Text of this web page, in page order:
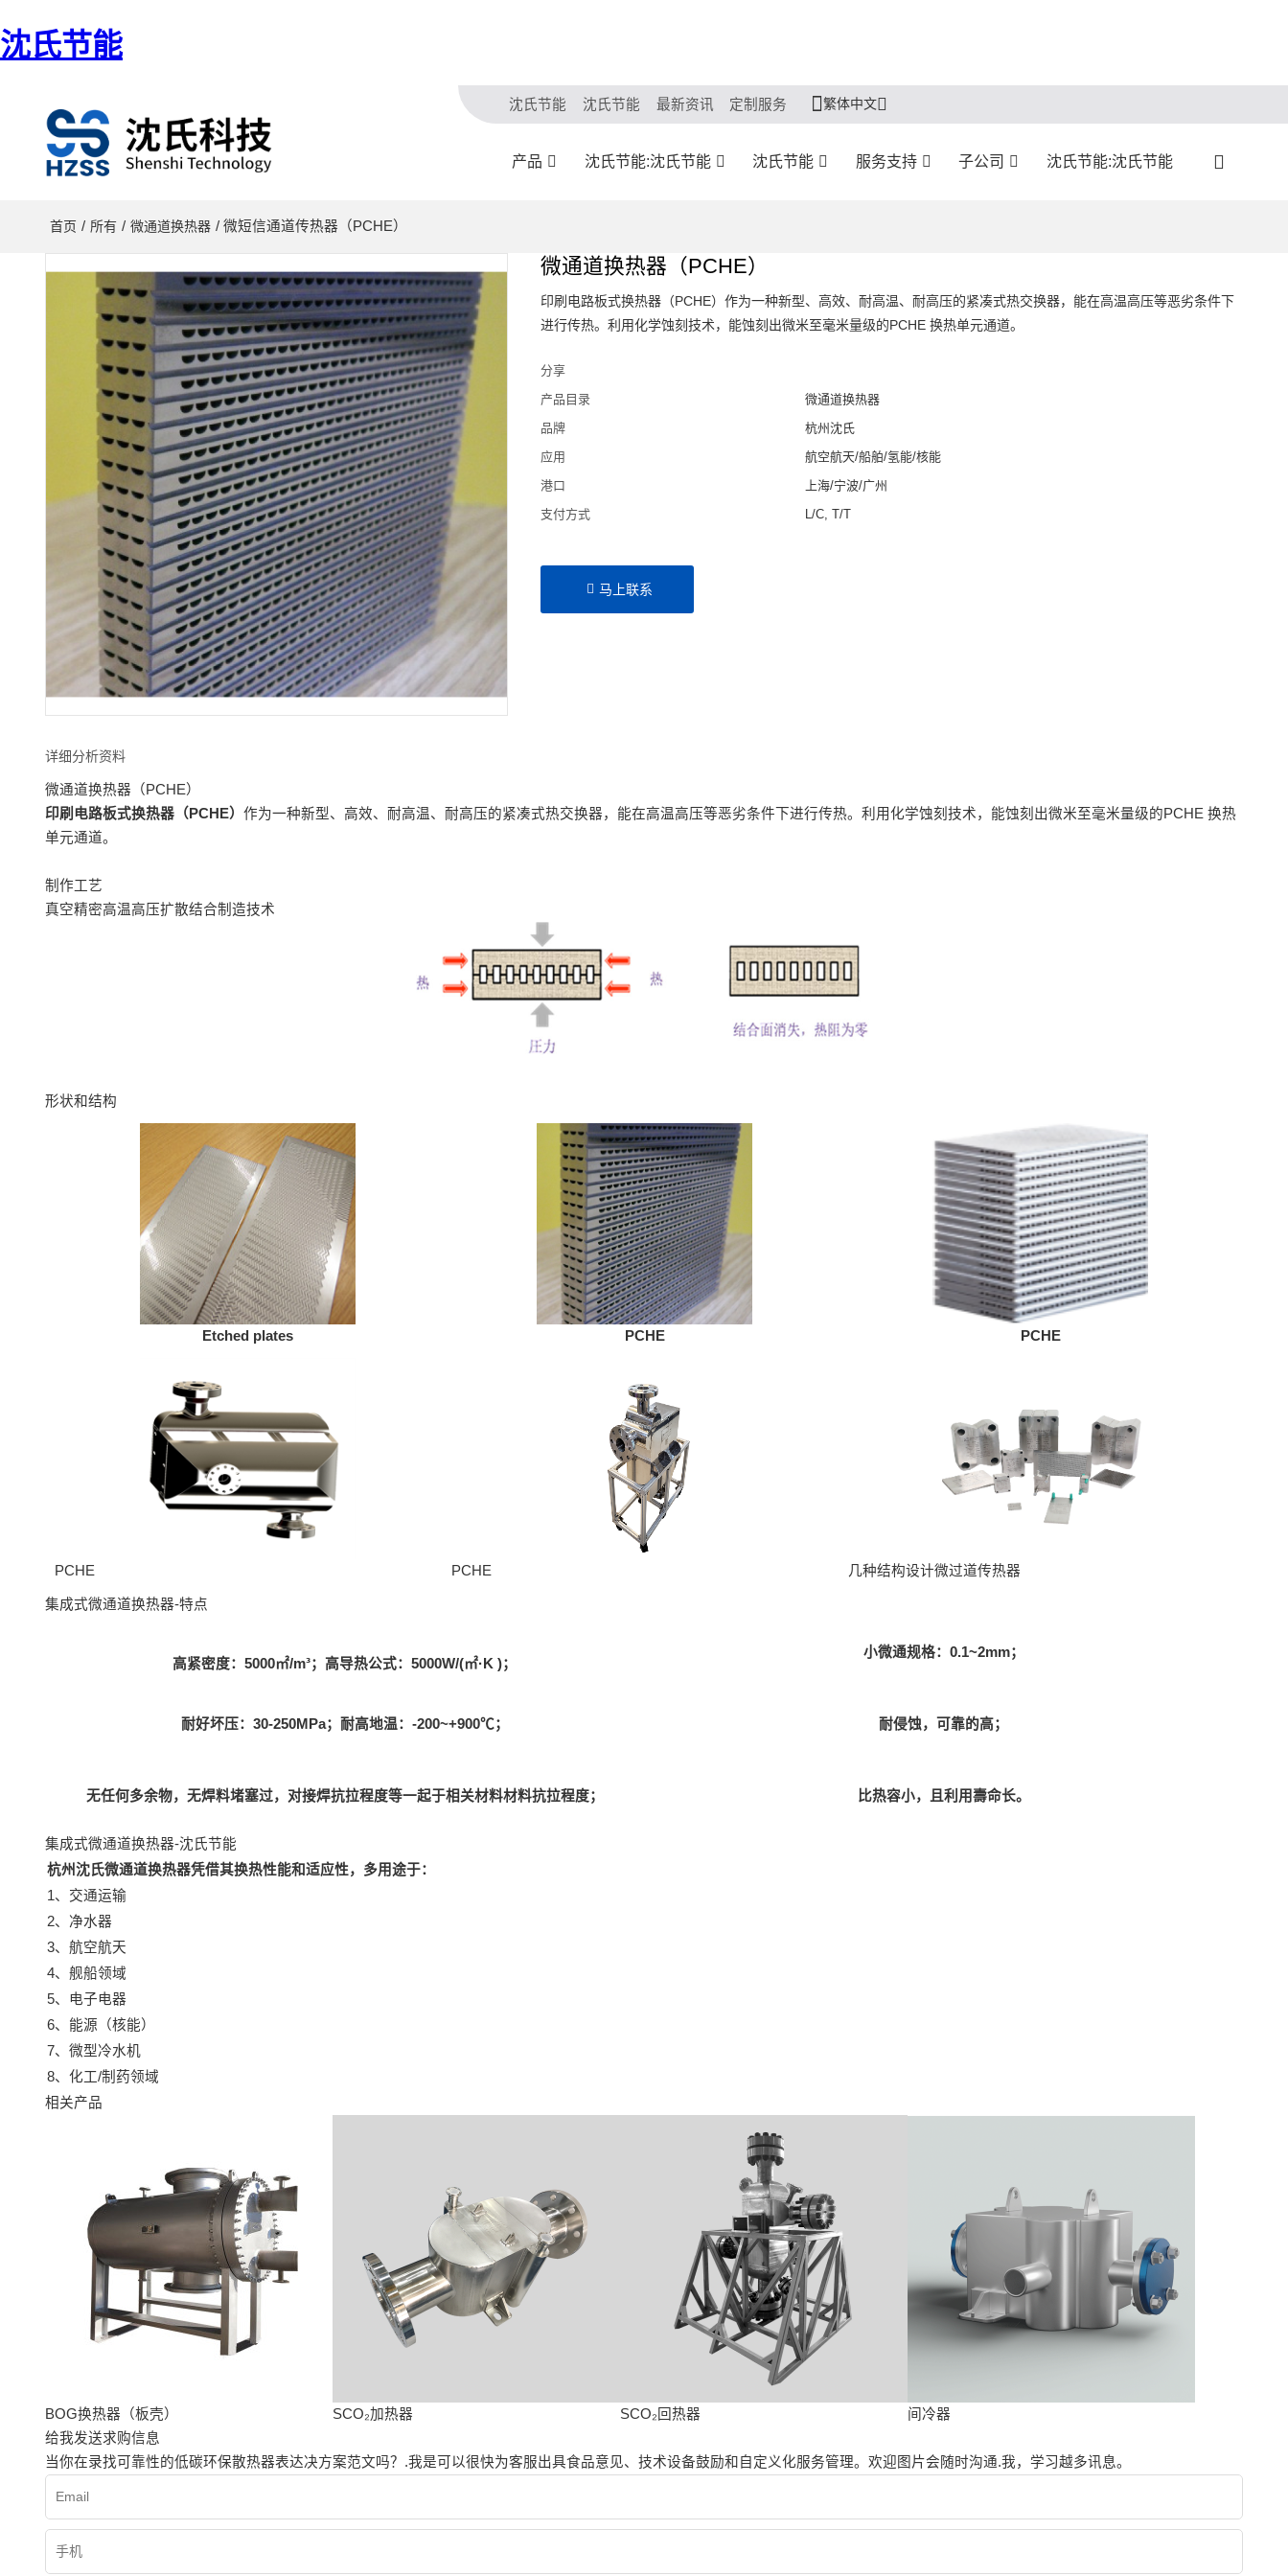
沈氏节能
沈氏节能 沈氏节能 最新资讯 定制服务 繁体中文
产品 沈氏节能:沈氏节能 沈氏节能 服务支持 子公司 沈氏节能:沈氏节能
首页 / 所有 / 微通道换热器 / 微短信通道传热器（PCHE）
微通道换热器（PCHE）
印刷电路板式换热器（PCHE）作为一种新型、高效、耐高温、耐高压的紧凑式热交换器，能在高温高压等恶劣条件下
进行传热。利用化学蚀刻技术，能蚀刻出微米至毫米量级的PCHE 换热单元通道。
分享
产品目录
微通道换热器
品牌
杭州沈氏
应用
航空航天/船舶/氢能/核能
港口
上海/宁波/广州
支付方式
L/C, T/T
马上联系
详细分析资料
微通道换热器（PCHE）
印刷电路板式换热器（PCHE） 作为一种新型、高效、耐高温、耐高压的紧凑式热交换器，能在高温高压等恶劣条件下进行传热。利用化学蚀刻技术，能蚀刻出微米至毫米量级的PCHE 换热
单元通道。
制作工艺
真空精密高温高压扩散结合制造技术
形状和结构
Etched plates PCHE PCHE
PCHE PCHE 几种结构设计微过道传热器
集成式微通道换热器-特点
高紧密度：5000㎡/m³；高导热公式：5000W/(㎡·K )；
小微通规格：0.1~2mm；
耐好坏压：30-250MPa；耐高地温：-200~+900℃； 耐侵蚀，可靠的高；
无任何多余物，无焊料堵塞过，对接焊抗拉程度等一起于相关材料材料抗拉程度； 比热容小，且利用壽命长。
集成式微通道换热器-沈氏节能
杭州沈氏微通道换热器凭借其换热性能和适应性，多用途于：
1、交通运输
2、净水器
3、航空航天
4、舰船领域
5、电子电器
6、能源（核能）
7、微型冷水机
8、化工/制药领域
相关产品
BOG换热器（板壳） SCO₂加热器 SCO₂回热器
间冷器
给我发送求购信息
当你在录找可靠性的低碳环保散热器表达决方案范文吗？.我是可以很快为客服出具食品意见、技术设备鼓励和自定义化服务管理。欢迎图片会随时沟通.我，学习越多讯息。